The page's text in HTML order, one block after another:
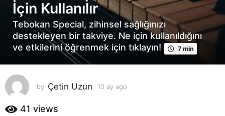
a
y
a
g
o
1
0
a
a
İçin Kullanılır
Tebokan Special, zihinsel sağlığınızı
destekleyen bir takviye. Ne için kullanıldığını
ve etkilerini öğrenmek için tıklayın!
7 min
by Çetin Uzun 10 ay ago
41 views